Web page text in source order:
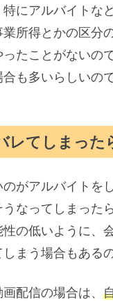
にアルバイトな
所得とかの区分
ったことがないの
も多いらしいの
レてしまった
がアルバイトを
うなってしまった
の低いように、
まう場合もある
配信の場合は、